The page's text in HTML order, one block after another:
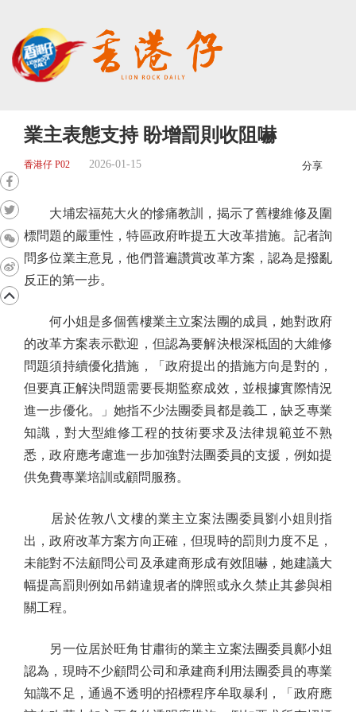
業主表態支持 盼增罰則收阻嚇
香港仔 P02 2026-01-15 分享
大埔宏福苑大火的慘痛教訓，揭示了舊樓維修及圍
標問題的嚴重性，特區政府昨提五大改革措施。記者詢
問多位業主意見，他們普遍讚賞改革方案，認為是撥亂
反正的第一步。
何小姐是多個舊樓業主立案法團的成員，她對政府
的改革方案表示歡迎，但認為要解決根深柢固的大維修
問題須持續優化措施，「政府提出的措施方向是對的，
但要真正解決問題需要長期監察成效，並根據實際情況
進一步優化。」她指不少法團委員都是義工，缺乏專業
知識，對大型維修工程的技術要求及法律規範並不熟
悉，政府應考慮進一步加強對法團委員的支援，例如提
供免費專業培訓或顧問服務。
居於佐敦八文樓的業主立案法團委員劉小姐則指
出，政府改革方案方向正確，但現時的罰則力度不足，
未能對不法顧問公司及承建商形成有效阻嚇，她建議大
幅提高罰則例如吊銷違規者的牌照或永久禁止其參與相
關工程。
另一位居於旺角甘肅街的業主立案法團委員鄺小姐
認為，現時不少顧問公司和承建商利用法團委員的專業
知識不足，通過不透明的招標程序牟取暴利，「政府應